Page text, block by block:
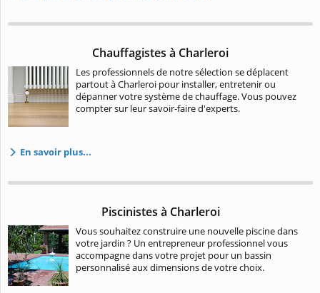
Chauffagistes à Charleroi
Les professionnels de notre sélection se déplacent
partout à Charleroi pour installer, entretenir ou
dépanner votre système de chauffage. Vous pouvez
compter sur leur savoir-faire d'experts.
En savoir plus...
Piscinistes à Charleroi
Vous souhaitez construire une nouvelle piscine dans
votre jardin ? Un entrepreneur professionnel vous
accompagne dans votre projet pour un bassin
personnalisé aux dimensions de votre choix.